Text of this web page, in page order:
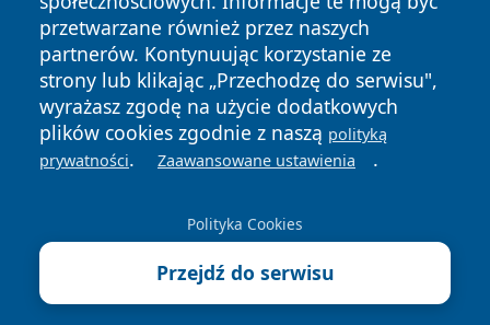
przetwarzane również przez naszych
partnerów. Kontynuując korzystanie ze
strony lub klikając „Przechodzę do serwisu",
wyrażasz zgodę na użycie dodatkowych
plików cookies zgodnie z naszą polityką
prywatności. Zaawansowane ustawienia .
Polityka Cookies
Przejdź do serwisu
zastrzeżone.
News Autorzy
Polityka
Prywatności
Polityka
Cookies